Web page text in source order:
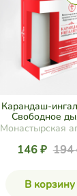
Карандаш-
Свободное
Монастырская
146 ₽ 194
В корзину